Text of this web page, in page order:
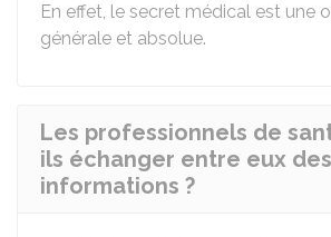
En effet, le secret médical est une
générale et absolue.
Les professionnels de
ils échanger entre eux des
informations ?